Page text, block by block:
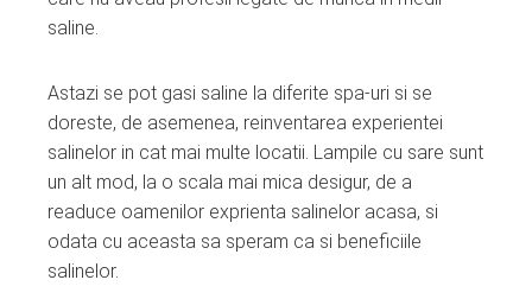
saline.
Astazi se pot gasi saline la diferite spa-uri si se
doreste, de asemenea, reinventarea experientei
salinelor in cat mai multe locatii. Lampile cu sare sunt
un alt mod, la o scala mai mica desigur, de a
readuce oamenilor exprienta salinelor acasa, si
odata cu aceasta sa speram ca si beneficiile
salinelor.